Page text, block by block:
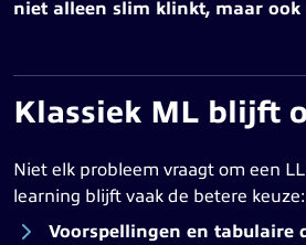
niet alleen slim klinkt, maar ook
Klassiek ML blijft
Niet elk probleem vraagt om een
learning blijft vaak de betere keuze:
Voorspellingen en tabulaire